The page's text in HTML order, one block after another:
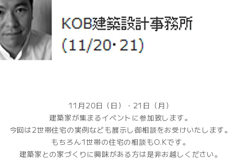
11月20日（日）・21日（月）
建築家が集まるイベントに参加致します。
今回は2世帯住宅の実例なども展示し御相談をお受けいたします。
もちろん1世帯の住宅の相談もO.Kです。
建築家との家づくりに興味がある方は是非お越しください。